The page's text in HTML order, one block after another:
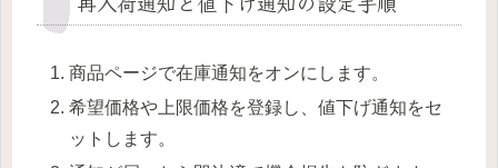
商品ページで在庫通知をオンにします。
希望価格や上限価格を登録し、値下げ通知をセ
ットします。